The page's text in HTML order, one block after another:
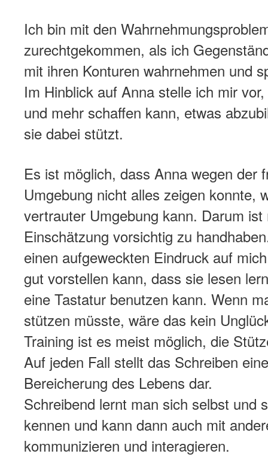
Ich bin mit den
zurechtgekommen, als ich
mit ihren Konturen wahrnehmen und
Im Hinblick auf Anna stelle ich mir
und mehr schaffen kann, etwas
sie dabei stützt.
Es ist möglich, dass Anna wegen der
Umgebung nicht alles zeigen konnte,
vertrauter Umgebung kann. Darum ist
Einschätzung vorsichtig zu
einen aufgeweckten Eindruck auf
gut vorstellen kann, dass sie lesen
eine Tastatur benutzen kann. Wenn
stützen müsste, wäre das kein
Training ist es meist möglich, die
Auf jeden Fall stellt das Schreiben
Bereicherung des Lebens dar.
Schreibend lernt man sich selbst und
kennen und kann dann auch mit
kommunizieren und interagieren.